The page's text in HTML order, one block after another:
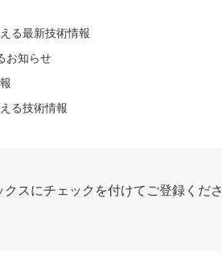
る最新技術情報
お知らせ
る技術情報
スにチェックを付けてご登録くださ